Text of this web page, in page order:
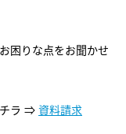
困りな点をお聞かせ
チラ ⇒ 資料請求